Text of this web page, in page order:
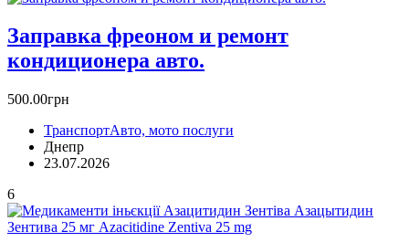
Заправка фреоном и ремонт
кoндиционера авто.
500.00грн
ТранспортАвто, мото послуги
Днепр
23.07.2026
6